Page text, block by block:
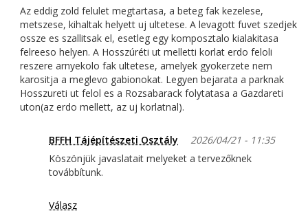
Az eddig zold felulet megtartasa, a beteg fak kezelese,
metszese, kihaltak helyett uj ultetese. A levagott fuvet szedjek
ossze es szallitsak el, esetleg egy komposztalo kialakitasa
felreeso helyen. A Hosszúréti ut melletti korlat erdo feloli
reszere arnyekolo fak ultetese, amelyek gyokerzete nem
karositja a meglevo gabionokat. Legyen bejarata a parknak
Hosszureti ut felol es a Rozsabarack folytatasa a Gazdareti
uton(az erdo mellett, az uj korlatnal).
BFFH Tájépítészeti Osztály
2026/04/21 - 11:35
Köszönjük javaslatait melyeket a tervezőknek
továbbítunk.
Válasz